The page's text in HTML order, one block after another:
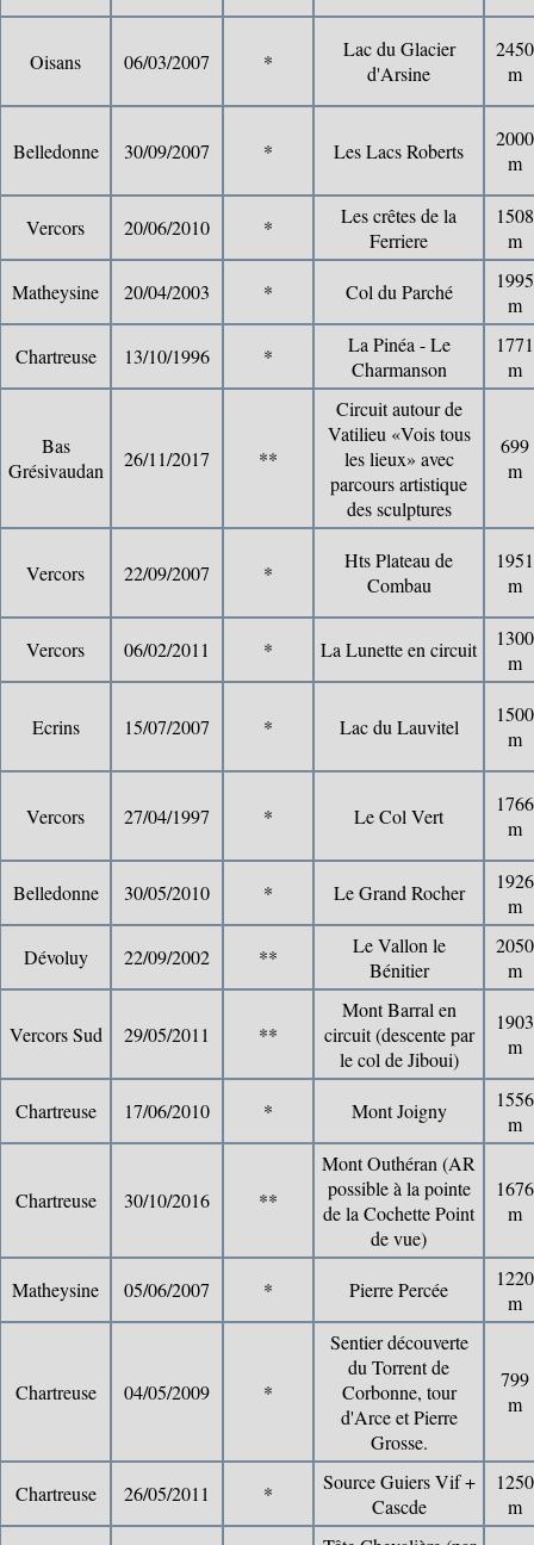
Oisans 06/03/2007 *
Lac du Glacier
d'Arsine
2450
m
Belledonne 30/09/2007 * Les Lacs Roberts
2000
m
Vercors 20/06/2010 *
Les crêtes de la
Ferriere
1508
m
Matheysine 20/04/2003 * Col du Parché
1995
m
Chartreuse 13/10/1996 *
La Pinéa - Le
Charmanson
1771
m
Bas
Grésivaudan
26/11/2017 **
Circuit autour de
Vatilieu «Vois tous
les lieux» avec
parcours artistique
des sculptures
699
m
Vercors 22/09/2007 *
Hts Plateau de
Combau
1951
m
Vercors 06/02/2011 * La Lunette en circuit
1300
m
Ecrins 15/07/2007 * Lac du Lauvitel
1500
m
Vercors 27/04/1997 * Le Col Vert
1766
m
Belledonne 30/05/2010 * Le Grand Rocher
1926
m
Dévoluy 22/09/2002 **
Le Vallon le
Bénitier
2050
m
Vercors Sud 29/05/2011 **
Mont Barral en
circuit (descente par
le col de Jiboui)
1903
m
Chartreuse 17/06/2010 * Mont Joigny
1556
m
Chartreuse 30/10/2016 **
Mont Outhéran (AR
possible à la pointe
de la Cochette Point
de vue)
1676
m
Matheysine 05/06/2007 * Pierre Percée
1220
m
Chartreuse 04/05/2009 *
Sentier découverte
du Torrent de
Corbonne, tour
d'Arce et Pierre
Grosse.
799
m
Chartreuse 26/05/2011 *
Source Guiers Vif +
Cascde
1250
m